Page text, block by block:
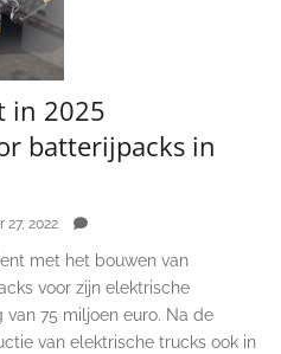
in 2025
batterijpacks in
27, 2022
met het bouwen van
voor zijn elektrische
75 miljoen euro. Na de
van elektrische trucks ook in